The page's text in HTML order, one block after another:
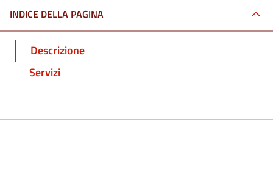
INDICE DELLA PAGINA
Descrizione
Servizi